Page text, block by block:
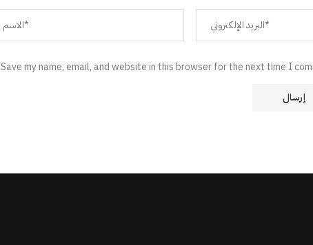
Save my name, email, and website in this browser for the next time I